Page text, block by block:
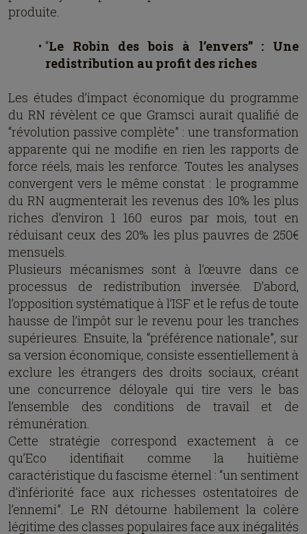
produite.
“Le Robin des bois à l’envers” : Une
redistribution au profit des riches
Les études d’impact économique du programme
du RN révèlent ce que Gramsci aurait qualifié de
“révolution passive complète” : une transformation
apparente qui ne modifie en rien les rapports de
force réels, mais les renforce. Toutes les analyses
convergent vers le même constat : le programme
du RN augmenterait les revenus des 10% les plus
riches d’environ 1 160 euros par mois, tout en
réduisant ceux des 20% les plus pauvres de 250€
mensuels.
Plusieurs mécanismes sont à l’œuvre dans ce
processus de redistribution inversée. D’abord,
l’opposition systématique à l’ISF et le refus de toute
hausse de l’impôt sur le revenu pour les tranches
supérieures. Ensuite, la “préférence nationale”, sur
sa version économique, consiste essentiellement à
exclure les étrangers des droits sociaux, créant
une concurrence déloyale qui tire vers le bas
l’ensemble des conditions de travail et de
rémunération.
Cette stratégie correspond exactement à ce
qu’Eco identifiait comme la huitième
caractéristique du fascisme éternel : “un sentiment
d’infériorité face aux richesses ostentatoires de
l’ennemi”. Le RN détourne habilement la colère
légitime des classes populaires face aux inégalités